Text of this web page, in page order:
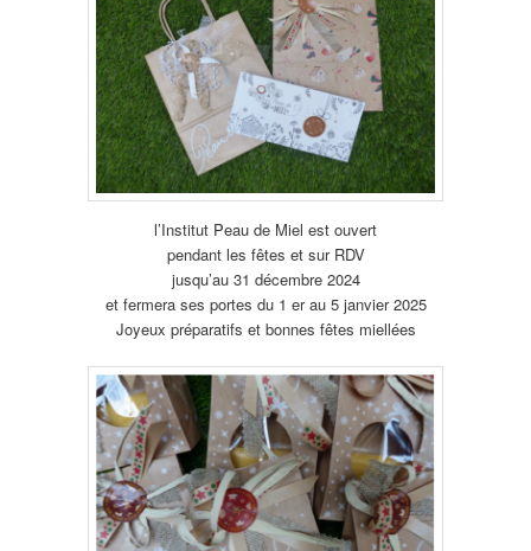
l’Institut Peau de Miel est ouvert
pendant les fêtes et sur RDV
jusqu’au 31 décembre 2024
et fermera ses portes du 1 er au 5 janvier 2025
Joyeux préparatifs et bonnes fêtes miellées